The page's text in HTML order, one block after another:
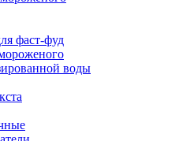
фаст-фуд
воды